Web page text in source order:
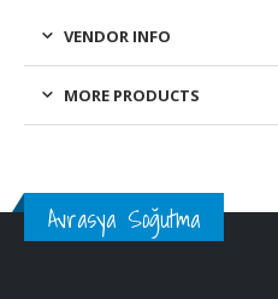
VENDOR INFO
MORE PRODUCTS
Avrasya Soğutma